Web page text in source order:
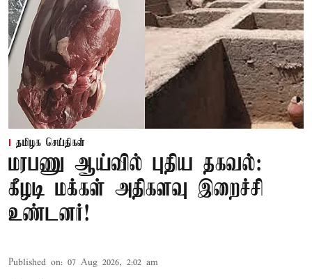
தமிழக செய்திகள்
மரபணு ஆய்வில் புதிய தகவல்:
கீழடி மக்கள் அதிகளவு இறைச்சி
உண்டனர்!
Published on: 07 Aug 2026, 2:02 am